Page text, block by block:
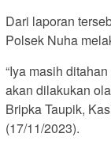
Dari laporan
Polsek Nuha
“Iya masih
akan dilakukan
Bripka Taupik,
(17/11/2023).